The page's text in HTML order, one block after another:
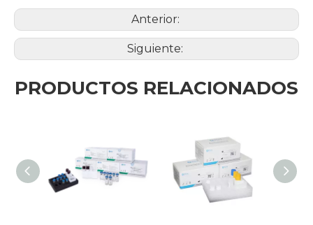
Anterior:
Siguiente:
PRODUCTOS RELACIONADOS